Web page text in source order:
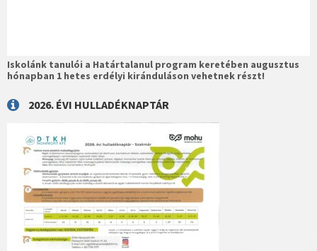
Iskolánk tanulói a Határtalanul program keretében augusztus
hónapban 1 hetes erdélyi kiránduláson vehetnek részt!
2026. ÉVI HULLADÉKNAPTÁR